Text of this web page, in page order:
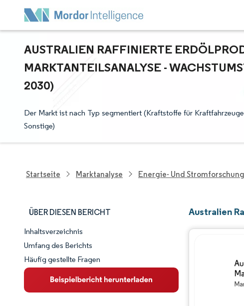
AUSTRALIEN RAFFINIERTE
ARKTANTEILSANALYSE -
030)
Der Markt ist nach Typ segmentiert (Kraftstoffe für
Sonstige)
Startseite Marktanalyse Energie- Und Stromforschung
ÜBER DIESEN BERICHT
Marktschnappschuss
Marktübersicht
Wichtige Markttrends
Inhaltsverzeichnis
Umfang des Berichts
Häufig gestellte Fragen
Australien